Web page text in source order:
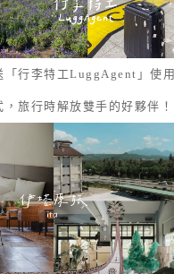
「行李特工LuggAgent」使
旅行時解放雙手的好夥伴！